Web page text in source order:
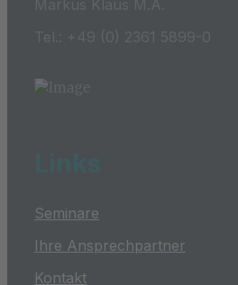
Seminare
Ihre Ansprechpartner
Kontakt